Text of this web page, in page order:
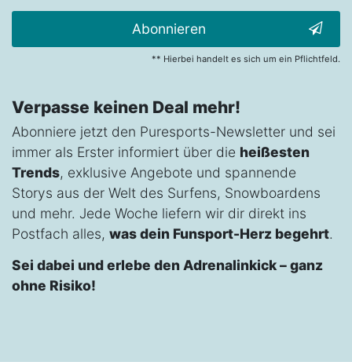
Abonnieren
** Hierbei handelt es sich um ein Pflichtfeld.
Verpasse keinen Deal mehr!
Abonniere jetzt den Puresports-Newsletter und sei
immer als Erster informiert über die heißesten
Trends, exklusive Angebote und spannende
Storys aus der Welt des Surfens, Snowboardens
und mehr. Jede Woche liefern wir dir direkt ins
Postfach alles, was dein Funsport-Herz begehrt.
Sei dabei und erlebe den Adrenalinkick – ganz
ohne Risiko!